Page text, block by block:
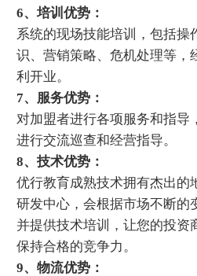
6、培训优势：
系统的现场技能培训，包括操
识、营销策略、危机处理等，
利开业。
7、服务优势：
对加盟者进行各项服务和指导
进行交流巡查和经营指导。
8、技术优势：
优行教育成熟技术拥有杰出的
研发中心，会根据市场不断的
并提供技术培训，让您的投资
保持合格的竞争力。
9、物流优势：